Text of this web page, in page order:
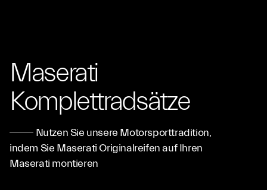
Maserati
Komplettradsätze
Nutzen Sie unsere Motorsporttradition,
indem Sie Maserati Originalreifen auf Ihren
Maserati montieren